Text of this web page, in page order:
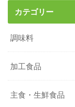
カテゴリー
調味料
加工食品
主食・生鮮食品